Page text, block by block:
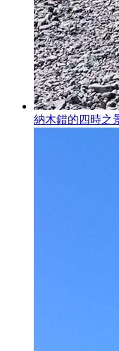
納木錯的四時之